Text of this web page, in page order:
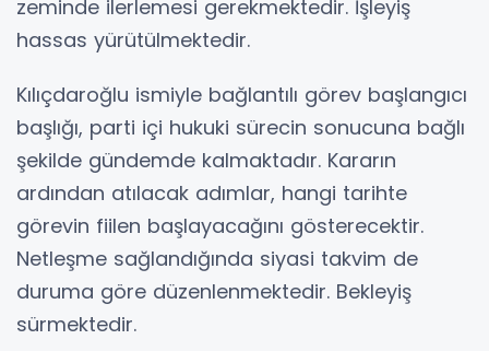
zeminde ilerlemesi gerekmektedir. İşleyiş
hassas yürütülmektedir.
Kılıçdaroğlu ismiyle bağlantılı görev başlangıcı
başlığı, parti içi hukuki sürecin sonucuna bağlı
şekilde gündemde kalmaktadır. Kararın
ardından atılacak adımlar, hangi tarihte
görevin fiilen başlayacağını gösterecektir.
Netleşme sağlandığında siyasi takvim de
duruma göre düzenlenmektedir. Bekleyiş
sürmektedir.